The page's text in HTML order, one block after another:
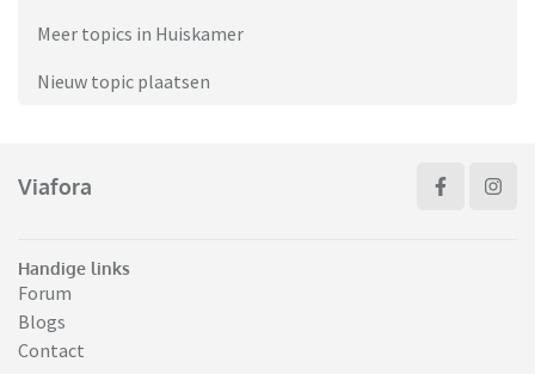
Meer topics in Huiskamer
Nieuw topic plaatsen
Viafora
Handige links
Forum
Blogs
Contact